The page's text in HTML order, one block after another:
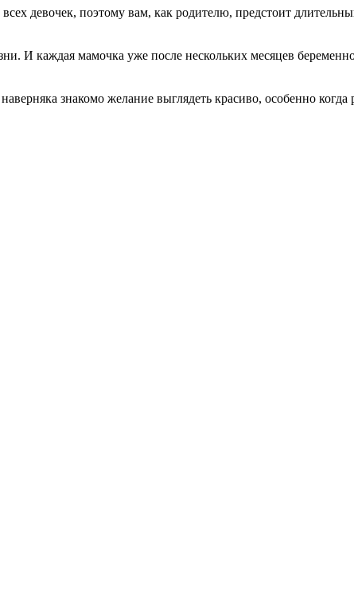
девочек, поэтому вам, как родителю, предстоит
И каждая мамочка уже после нескольких месяцев
знакомо желание выглядеть красиво, особенно когда